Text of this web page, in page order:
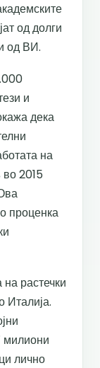
од долги
од ВИ.
и
дека
на
во 2015
проценка
растечки
Италија.
милиони
лично